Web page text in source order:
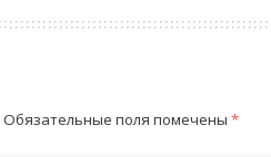
Обязательные поля помечены *